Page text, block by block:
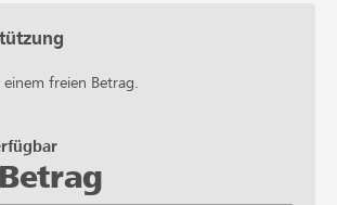
freien Betrag.